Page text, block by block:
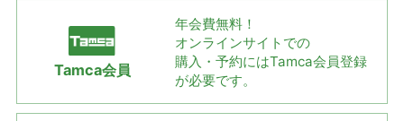
Tamca会員
年会費無料！
オンラインサイトでの
購入・予約にはTamca会員登録
が必要です。